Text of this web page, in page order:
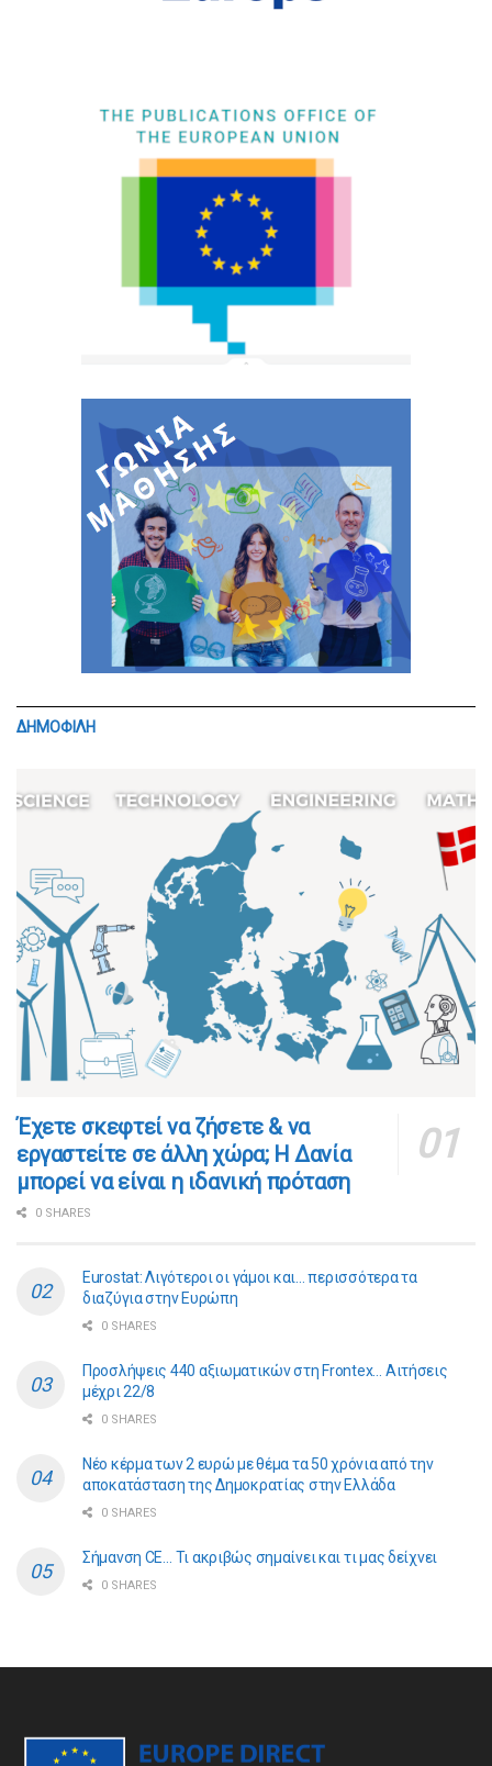
ΔΗΜΟΦΙΛΗ
​​Έχετε σκεφτεί να ζήσετε & να
εργαστείτε σε άλλη χώρα; Η Δανία
μπορεί να είναι η ιδανική πρόταση
0 SHARES
Eurostat: Λιγότεροι οι γάμοι και… περισσότερα τα
διαζύγια στην Ευρώπη
0 SHARES
Προσλήψεις 440 αξιωματικών στη Frontex… Αιτήσεις
μέχρι 22/8
0 SHARES
Νέο κέρμα των 2 ευρώ με θέμα τα 50 χρόνια από την
αποκατάσταση της Δημοκρατίας στην Ελλάδα
0 SHARES
Σήμανση CE… Τι ακριβώς σημαίνει και τι μας δείχνει
0 SHARES